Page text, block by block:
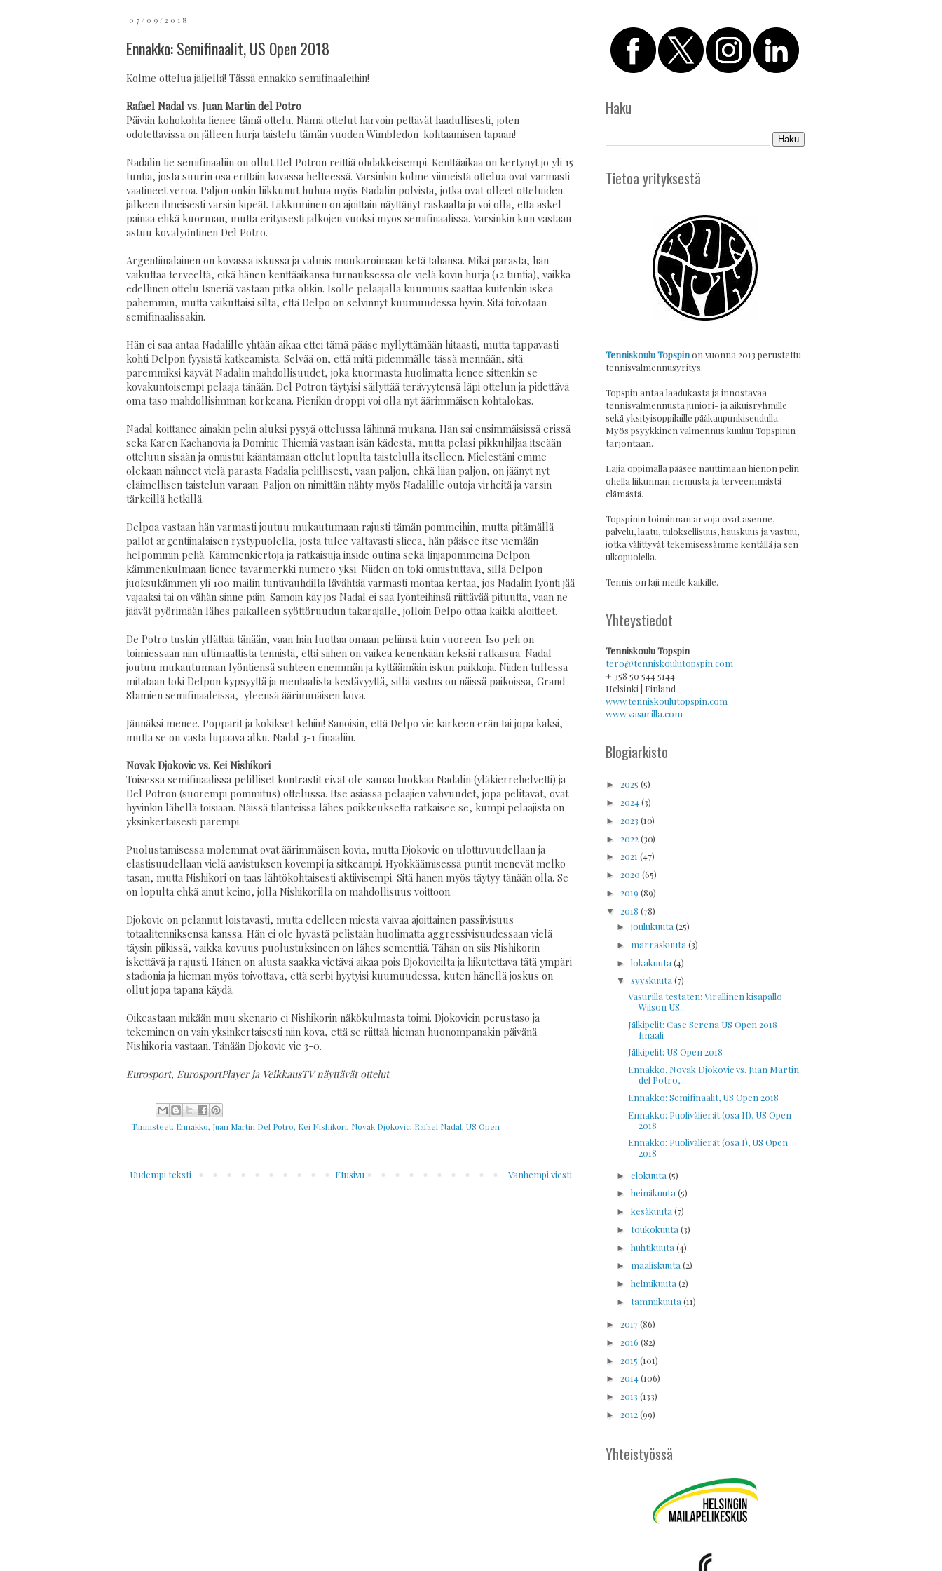
07/09/2018
Ennakko: Semifinaalit, US Open 2018
Kolme ottelua jäljellä! Tässä ennakko semifinaaleihin!
Rafael Nadal vs. Juan Martin del Potro
Päivän kohokohta lienee tämä ottelu. Nämä ottelut harvoin pettävät laadullisesti, joten
odotettavissa on jälleen hurja taistelu tämän vuoden Wimbledon-kohtaamisen tapaan!
Nadalin tie semifinaaliin on ollut Del Potron reittiä ohdakkeisempi. Kenttäaikaa on kertynyt jo yli 15
tuntia, josta suurin osa erittäin kovassa helteessä. Varsinkin kolme viimeistä ottelua ovat varmasti
vaatineet veroa. Paljon onkin liikkunut huhua myös Nadalin polvista, jotka ovat olleet otteluiden
jälkeen ilmeisesti varsin kipeät. Liikkuminen on ajoittain näyttänyt raskaalta ja voi olla, että askel
painaa ehkä kuorman, mutta erityisesti jalkojen vuoksi myös semifinaalissa. Varsinkin kun vastaan
astuu kovalyöntinen Del Potro.
Argentiinalainen on kovassa iskussa ja valmis moukaroimaan ketä tahansa. Mikä parasta, hän
vaikuttaa terveeltä, eikä hänen kenttäaikansa turnauksessa ole vielä kovin hurja (12 tuntia), vaikka
edellinen ottelu Isneriä vastaan pitkä olikin. Isolle pelaajalla kuumuus saattaa kuitenkin iskeä
pahemmin, mutta vaikuttaisi siltä, että Delpo on selvinnyt kuumuudessa hyvin. Sitä toivotaan
semifinaalissakin.
Hän ei saa antaa Nadalille yhtään aikaa ettei tämä pääse myllyttämään hitaasti, mutta tappavasti
kohti Delpon fyysistä katkeamista. Selvää on, että mitä pidemmälle tässä mennään, sitä
paremmiksi käyvät Nadalin mahdollisuudet, joka kuormasta huolimatta lienee sittenkin se
kovakuntoisempi pelaaja tänään. Del Potron täytyisi säilyttää terävyytensä läpi ottelun ja pidettävä
oma taso mahdollisimman korkeana. Pienikin droppi voi olla nyt äärimmäisen kohtalokas.
Nadal koittanee ainakin pelin aluksi pysyä ottelussa lähinnä mukana. Hän sai ensimmäisissä erissä
sekä Karen Kachanovia ja Dominic Thiemiä vastaan isän kädestä, mutta pelasi pikkuhiljaa itseään
otteluun sisään ja onnistui kääntämään ottelut lopulta taistelulla itselleen. Mielestäni emme
olekaan nähneet vielä parasta Nadalia pelillisesti, vaan paljon, ehkä liian paljon, on jäänyt nyt
eläimellisen taistelun varaan. Paljon on nimittäin nähty myös Nadalille outoja virheitä ja varsin
tärkeillä hetkillä.
Delpoa vastaan hän varmasti joutuu mukautumaan rajusti tämän pommeihin, mutta pitämällä
pallot argentiinalaisen rystypuolella, josta tulee valtavasti slicea, hän pääsee itse viemään
helpommin peliä. Kämmenkiertoja ja ratkaisuja inside outina sekä linjapommeina Delpon
kämmenkulmaan lienee tavarmerkki numero yksi. Niiden on toki onnistuttava, sillä Delpon
juoksukämmen yli 100 mailin tuntivauhdilla lävähtää varmasti montaa kertaa, jos Nadalin lyönti jää
vajaaksi tai on vähän sinne päin. Samoin käy jos Nadal ei saa lyönteihinsä riittävää pituutta, vaan ne
jäävät pyörimään lähes paikalleen syöttöruudun takarajalle, jolloin Delpo ottaa kaikki aloitteet.
De Potro tuskin yllättää tänään, vaan hän luottaa omaan peliinsä kuin vuoreen. Iso peli on
toimiessaan niin ultimaattista tennistä, että siihen on vaikea kenenkään keksiä ratkaisua. Nadal
joutuu mukautumaan lyöntiensä suhteen enemmän ja kyttäämään iskun paikkoja. Niiden tullessa
mitataan toki Delpon kypsyyttä ja mentaalista kestävyyttä, sillä vastus on näissä paikoissa, Grand
Slamien semifinaaleissa, yleensä äärimmäisen kova.
Jännäksi menee. Popparit ja kokikset kehiin! Sanoisin, että Delpo vie kärkeen erän tai jopa kaksi,
mutta se on vasta lupaava alku. Nadal 3-1 finaaliin.
Novak Djokovic vs. Kei Nishikori
Toisessa semifinaalissa pelilliset kontrastit eivät ole samaa luokkaa Nadalin (yläkierrehelvetti) ja
Del Potron (suorempi pommitus) ottelussa. Itse asiassa pelaajien vahvuudet, jopa pelitavat, ovat
hyvinkin lähellä toisiaan. Näissä tilanteissa lähes poikkeuksetta ratkaisee se, kumpi pelaajista on
yksinkertaisesti parempi.
Puolustamisessa molemmat ovat äärimmäisen kovia, mutta Djokovic on ulottuvuudellaan ja
elastisuudellaan vielä aavistuksen kovempi ja sitkeämpi. Hyökkäämisessä puntit menevät melko
tasan, mutta Nishikori on taas lähtökohtaisesti aktiivisempi. Sitä hänen myös täytyy tänään olla. Se
on lopulta ehkä ainut keino, jolla Nishikorilla on mahdollisuus voittoon.
Djokovic on pelannut loistavasti, mutta edelleen miestä vaivaa ajoittainen passiivisuus
totaalitenniksensä kanssa. Hän ei ole hyvästä pelistään huolimatta aggressivisuudessaan vielä
täysin piikissä, vaikka kovuus puolustuksineen on lähes sementtiä. Tähän on siis Nishikorin
iskettävä ja rajusti. Hänen on alusta saakka vietävä aikaa pois Djokovicilta ja liikutettava tätä ympäri
stadionia ja hieman myös toivottava, että serbi hyytyisi kuumuudessa, kuten hänellä joskus on
ollut jopa tapana käydä.
Oikeastaan mikään muu skenario ei Nishikorin näkökulmasta toimi. Djokovicin perustaso ja
tekeminen on vain yksinkertaisesti niin kova, että se riittää hieman huonompanakin päivänä
Nishikoria vastaan. Tänään Djokovic vie 3-0.
Eurosport, EurosportPlayer ja VeikkausTV näyttävät ottelut.
Tunnisteet: Ennakko, Juan Martin Del Potro, Kei Nishikori, Novak Djokovic, Rafael Nadal, US Open
Uudempi teksti Vanhempi viesti
Etusivu
Haku
Tietoa yrityksestä
Tenniskoulu Topspinon vuonna 2013 perustettu
tennisvalmennusyritys.
Topspin antaa laadukasta ja innostavaa
tennisvalmennusta juniori- ja aikuisryhmille
sekä yksityisoppilaille pääkaupunkiseudulla.
Myös psyykkinen valmennus kuuluu Topspinin
tarjontaan.
Lajia oppimalla pääsee nauttimaan hienon pelin
ohella liikunnan riemusta ja terveemmästä
elämästä.
Topspinin toiminnan arvoja ovat asenne,
palvelu, laatu, tuloksellisuus, hauskuus ja vastuu,
jotka välittyvät tekemisessämme kentällä ja sen
ulkopuolella.
Tennis on laji meille kaikille.
Yhteystiedot
Tenniskoulu Topspin
tero@tenniskoulutopspin.com
+ 358 50 544 5144
Helsinki | Finland
www.tenniskoulutopspin.com
www.vasurilla.com
Blogiarkisto
► 2025 (5)
► 2024(3)
► 2023 (10)
► 2022(30)
► 2021 (47)
► 2020 (65)
► 2019 (89)
▼ 2018 (78)
►joulukuuta(25)
► marraskuuta(3)
►lokakuuta(4)
▼syyskuuta(7)
Vasurilla testaten: Virallinen kisapallo
Wilson US...
Jälkipelit: Case Serena US Open 2018
finaali
Jälkipelit: US Open 2018
Ennakko. Novak Djokovic vs. Juan Martin
del Potro,...
Ennakko: Semifinaalit, US Open 2018
Ennakko: Puolivälierät (osa II), US Open
2018
Ennakko: Puolivälierät (osa I), US Open
2018
►elokuuta(5)
►heinäkuuta(5)
►kesäkuuta(7)
►toukokuuta(3)
►huhtikuuta(4)
► maaliskuuta(2)
►helmikuuta(2)
►tammikuuta(11)
► 2017(86)
► 2016 (82)
► 2015 (101)
► 2014(106)
► 2013 (133)
► 2012(99)
Yhteistyössä